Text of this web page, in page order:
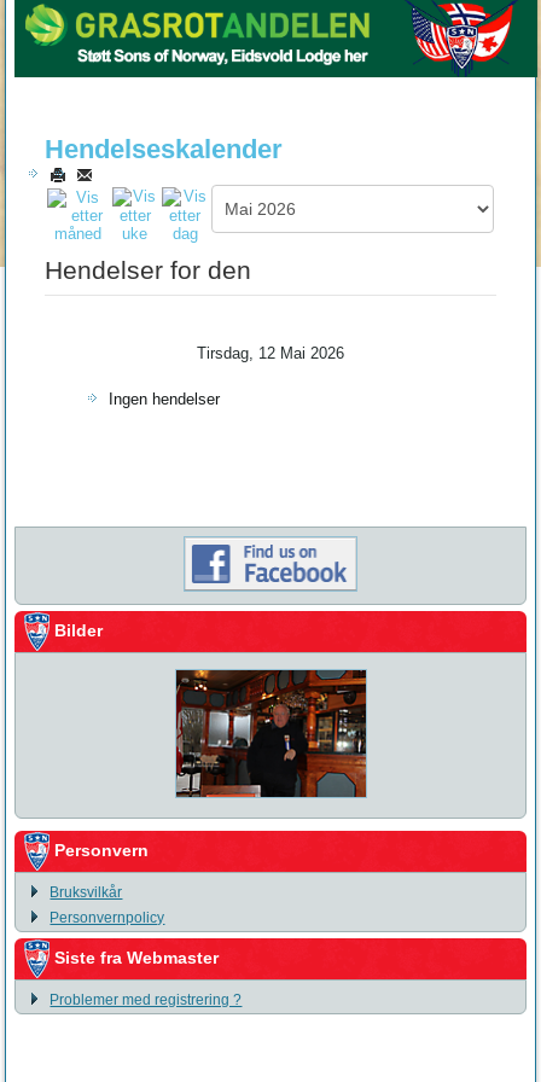
Hendelseskalender
Hendelser for den
Tirsdag, 12 Mai 2026
Ingen hendelser
Bilder
Personvern
Bruksvilkår
Personvernpolicy
Siste fra Webmaster
Problemer med registrering ?